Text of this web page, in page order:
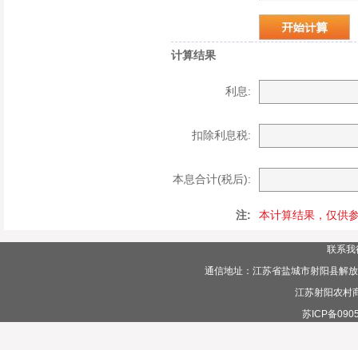
计算结果
利息:
扣除利息税:
本息合计(税后):
注: 本计算结果，仅供
联系我
通信地址：江苏省盐城市射阳县解
江苏射阳农村
苏ICP备